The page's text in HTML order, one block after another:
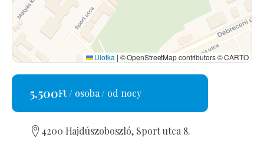
Ulotka | © OpenStreetMap contributors © CARTO
5.500Ft / osoba / od nocy
4200 Hajdúszoboszló, Sport utca 8.